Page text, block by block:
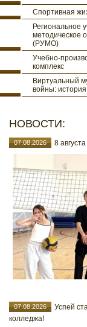
Спортивная
Региональное
методическое
(РУМО)
Учебно-
комплекс
Виртуальный
войны:
НОВОСТИ:
07.08.2026 8
07.08.2026
Успей
колледжа!